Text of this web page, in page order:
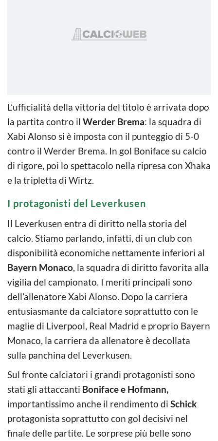
L’ufficialità della vittoria del titolo è arrivata dopo
la partita contro il Werder Brema: la squadra di
Xabi Alonso si è imposta con il punteggio di 5-0
contro il Werder Brema. In gol Boniface su calcio
di rigore, poi lo spettacolo nella ripresa con Xhaka
e la tripletta di Wirtz.
I protagonisti del Leverkusen
Il Leverkusen entra di diritto nella storia del
calcio. Stiamo parlando, infatti, di un club con
disponibilità economiche nettamente inferiori al
Bayern Monaco, la squadra di diritto favorita alla
vigilia del campionato. I meriti principali sono
dell’allenatore Xabi Alonso. Dopo la carriera
entusiasmante da calciatore soprattutto con le
maglie di Liverpool, Real Madrid e proprio Bayern
Monaco, la carriera da allenatore è decollata
sulla panchina del Leverkusen.
Sul fronte calciatori i grandi protagonisti sono
stati gli attaccanti Boniface e Hofmann,
importantissimo anche il rendimento di Schick
protagonista soprattutto con gol decisivi nel
finale delle partite. Le sorprese più belle sono